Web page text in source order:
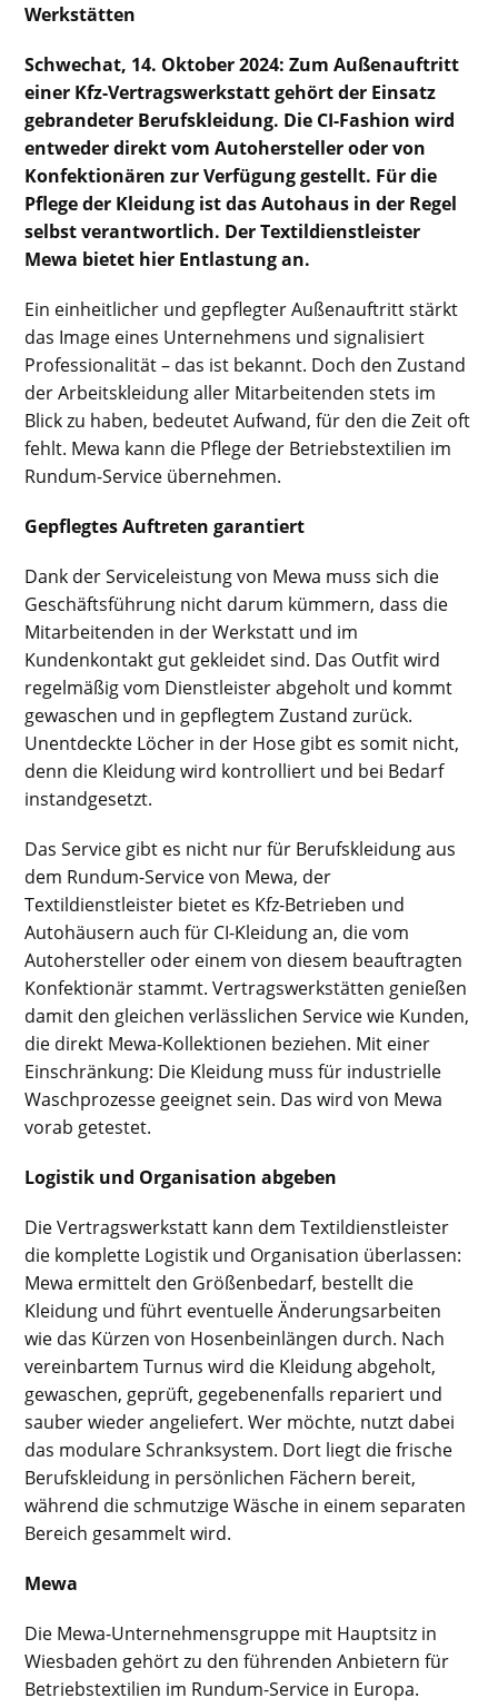
Werkstätten
Schwechat, 14. Oktober 2024: Zum Außenauftritt
einer Kfz-Vertragswerkstatt gehört der Einsatz
gebrandeter Berufskleidung. Die CI-Fashion wird
entweder direkt vom Autohersteller oder von
Konfektionären zur Verfügung gestellt. Für die
Pflege der Kleidung ist das Autohaus in der Regel
selbst verantwortlich. Der Textildienstleister
Mewa bietet hier Entlastung an.
Ein einheitlicher und gepflegter Außenauftritt stärkt
das Image eines Unternehmens und signalisiert
Professionalität – das ist bekannt. Doch den Zustand
der Arbeitskleidung aller Mitarbeitenden stets im
Blick zu haben, bedeutet Aufwand, für den die Zeit oft
fehlt. Mewa kann die Pflege der Betriebstextilien im
Rundum-Service übernehmen.
Gepflegtes Auftreten garantiert
Dank der Serviceleistung von Mewa muss sich die
Geschäftsführung nicht darum kümmern, dass die
Mitarbeitenden in der Werkstatt und im
Kundenkontakt gut gekleidet sind. Das Outfit wird
regelmäßig vom Dienstleister abgeholt und kommt
gewaschen und in gepflegtem Zustand zurück.
Unentdeckte Löcher in der Hose gibt es somit nicht,
denn die Kleidung wird kontrolliert und bei Bedarf
instandgesetzt.
Das Service gibt es nicht nur für Berufskleidung aus
dem Rundum-Service von Mewa, der
Textildienstleister bietet es Kfz-Betrieben und
Autohäusern auch für CI-Kleidung an, die vom
Autohersteller oder einem von diesem beauftragten
Konfektionär stammt. Vertragswerkstätten genießen
damit den gleichen verlässlichen Service wie Kunden,
die direkt Mewa-Kollektionen beziehen. Mit einer
Einschränkung: Die Kleidung muss für industrielle
Waschprozesse geeignet sein. Das wird von Mewa
vorab getestet.
Logistik und Organisation abgeben
Die Vertragswerkstatt kann dem Textildienstleister
die komplette Logistik und Organisation überlassen:
Mewa ermittelt den Größenbedarf, bestellt die
Kleidung und führt eventuelle Änderungsarbeiten
wie das Kürzen von Hosenbeinlängen durch. Nach
vereinbartem Turnus wird die Kleidung abgeholt,
gewaschen, geprüft, gegebenenfalls repariert und
sauber wieder angeliefert. Wer möchte, nutzt dabei
das modulare Schranksystem. Dort liegt die frische
Berufskleidung in persönlichen Fächern bereit,
während die schmutzige Wäsche in einem separaten
Bereich gesammelt wird.
Mewa
Die Mewa-Unternehmensgruppe mit Hauptsitz in
Wiesbaden gehört zu den führenden Anbietern für
Betriebstextilien im Rundum-Service in Europa.